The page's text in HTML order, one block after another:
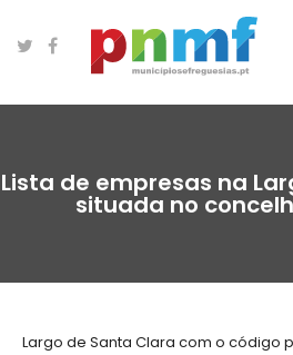
Lista de empresas na
situada no
Largo de Santa Clara com o código